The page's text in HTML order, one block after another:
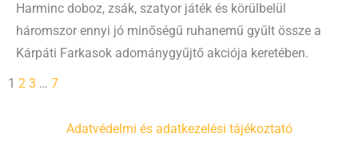
Harminc doboz, zsák, szatyor játék és körülbelül
háromszor ennyi jó minőségű ruhanemű gyűlt össze a
Kárpáti Farkasok adománygyűjtő akciója keretében.
1 2 3 … 7
Adatvédelmi és adatkezelési tájékoztató